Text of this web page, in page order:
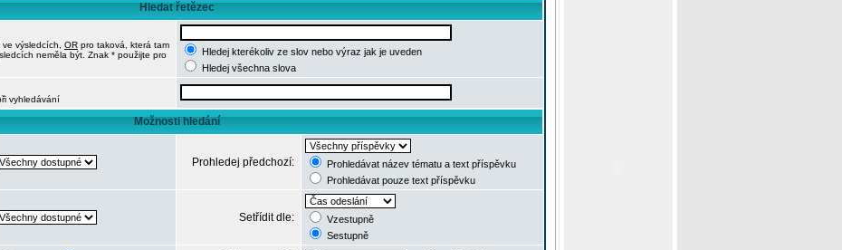
Hledat řetězec
výsledcích, OR pro taková, která tam
neměla být. Znak * použijte pro
Hledej kterékoliv ze slov nebo výraz jak je uveden
Hledej všechna slova
vyhledávání
Možnosti hledání
Prohledej předchozí:
Prohledávat název tématu a text příspěvku
Prohledávat pouze text příspěvku
Setřídit dle:
Vzestupně
Sestupně